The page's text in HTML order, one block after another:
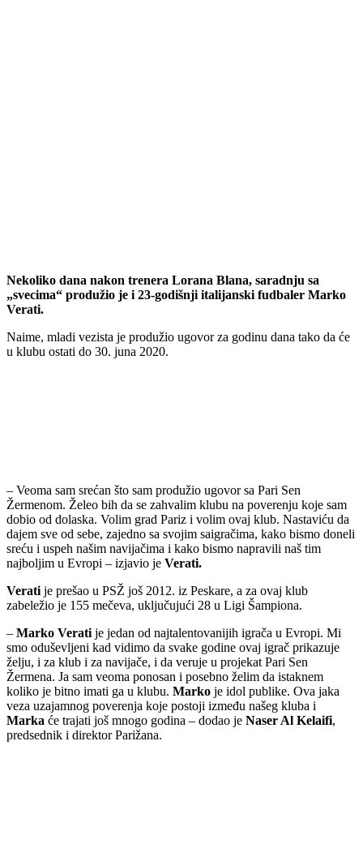
Nekoliko dana nakon trenera Lorana Blana, saradnju sa
„svecima“ produžio je i 23-godišnji italijanski fudbaler Marko
Verati.
Naime, mladi vezista je produžio ugovor za godinu dana tako da će
u klubu ostati do 30. juna 2020.
– Veoma sam srećan što sam produžio ugovor sa Pari Sen
Žermenom. Želeo bih da se zahvalim klubu na poverenju koje sam
dobio od dolaska. Volim grad Pariz i volim ovaj klub. Nastaviću da
dajem sve od sebe, zajedno sa svojim saigračima, kako bismo doneli
sreću i uspeh našim navijačima i kako bismo napravili naš tim
najboljim u Evropi – izjavio je Verati.
Verati je prešao u PSŽ još 2012. iz Peskare, a za ovaj klub
zabeležio je 155 mečeva, uključujući 28 u Ligi Šampiona.
– Marko Verati je jedan od najtalentovanijih igrača u Evropi. Mi
smo oduševljeni kad vidimo da svake godine ovaj igrač prikazuje
želju, i za klub i za navijače, i da veruje u projekat Pari Sen
Žermena. Ja sam veoma ponosan i posebno želim da istaknem
koliko je bitno imati ga u klubu. Marko je idol publike. Ova jaka
veza uzajamnog poverenja koje postoji između našeg kluba i
Marka će trajati još mnogo godina – dodao je Naser Al Kelaifi,
predsednik i direktor Parižana.